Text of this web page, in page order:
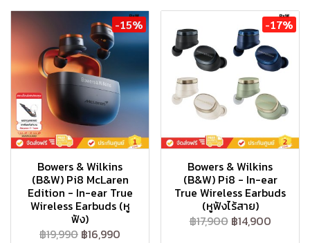
-15%
Bowers & Wilkins
(B&W) Pi8 McLaren
Edition - In-ear True
Wireless Earbuds (หู
ฟัง)
฿19,990 ฿16,990
-17%
Bowers & Wilkins
(B&W) Pi8 - In-ear
True Wireless Earbuds
(หูฟังไร้สาย)
฿17,900 ฿14,900